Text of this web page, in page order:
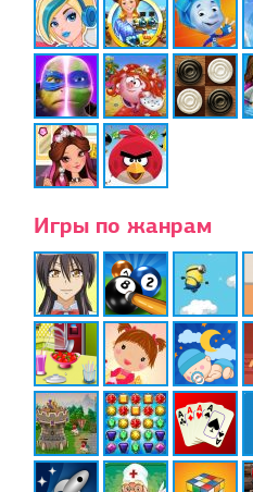
Игры по жанрам